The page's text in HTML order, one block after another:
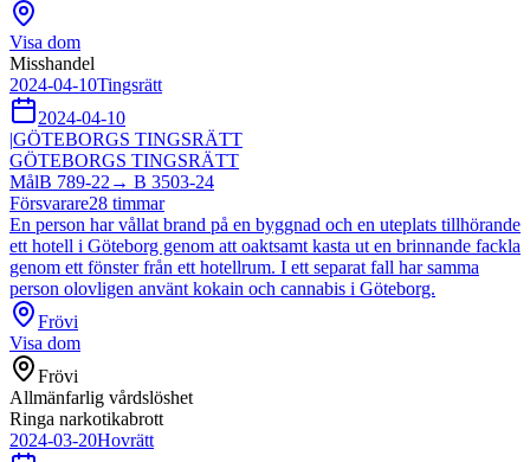
Visa dom
Misshandel
2024-04-10Tingsrätt
2024-04-10
|GÖTEBORGS TINGSRÄTT
GÖTEBORGS TINGSRÄTT
MålB 789-22 → B 3503-24
Försvarare28 timmar
En person har vållat brand på en byggnad och en uteplats tillhörande
ett hotell i Göteborg genom att oaktsamt kasta ut en brinnande fackla
genom ett fönster från ett hotellrum. I ett separat fall har samma
person olovligen använt kokain och cannabis i Göteborg.
Frövi
Visa dom
Frövi
Allmänfarlig vårdslöshet
Ringa narkotikabrott
2024-03-20Hovrätt